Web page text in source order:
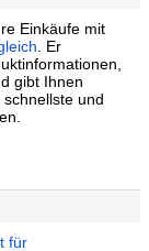
Einkäufe mit
. Er
gibt Ihnen
und
für